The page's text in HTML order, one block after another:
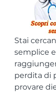
Stai
semplice
perdita di
provare